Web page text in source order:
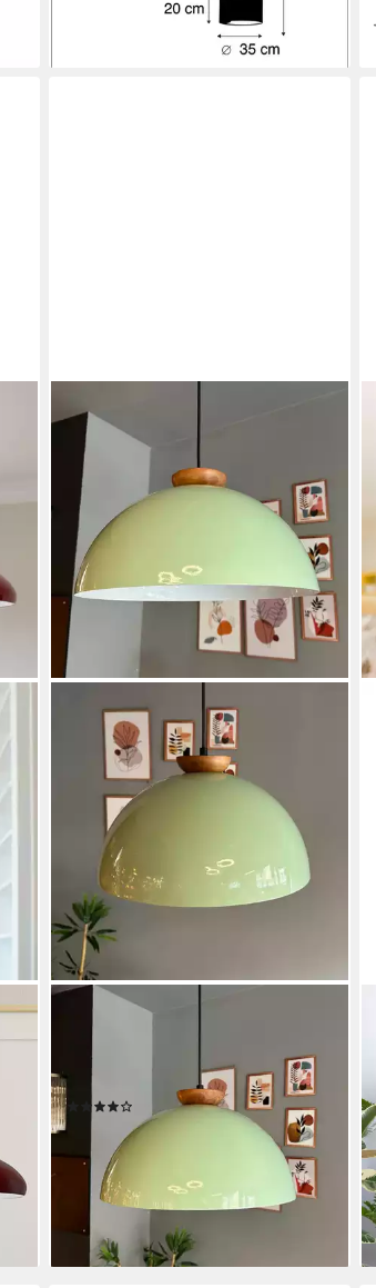
lieferbar - in 5-6 Werktagen bei dir
BAMYUM
Pendelleuchte Bamyum Hängelampe
I Lipeo I Ø40 cm E27 Metall Deko
Modern Lampe, ohne Leuchtmittel
lieferbar in 4 Wochen